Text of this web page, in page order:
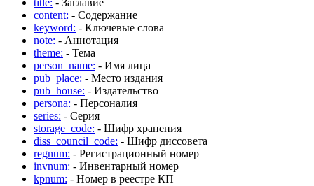
title: - Заглавие
content: - Содержание
keyword: - Ключевые слова
note: - Аннотация
theme: - Тема
person_name: - Имя лица
pub_place: - Место издания
pub_house: - Издательство
persona: - Персоналия
series: - Серия
storage_code: - Шифр хранения
diss_council_code: - Шифр диссовета
regnum: - Регистрационный номер
invnum: - Инвентарный номер
kpnum: - Номер в реестре КП